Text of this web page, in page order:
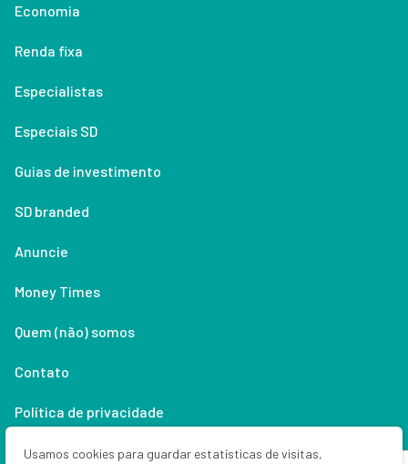
Economia
Renda fixa
Especialistas
Especiais SD
Guias de investimento
SD branded
Anuncie
Money Times
Quem (não) somos
Contato
Política de privacidade
Lifestyle
Usamos cookies para guardar estatísticas de visitas,